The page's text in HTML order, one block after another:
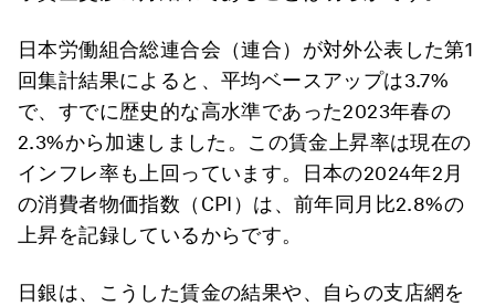
日本労働組合総連合会（連合）が対外公表した第1
回集計結果によると、平均ベースアップは3.7%
で、すでに歴史的な高水準であった2023年春の
2.3%から加速しました。この賃金上昇率は現在の
インフレ率も上回っています。日本の2024年2月
の消費者物価指数（CPI）は、前年同月比2.8%の
上昇を記録しているからです。
日銀は、こうした賃金の結果や、自らの支店網を